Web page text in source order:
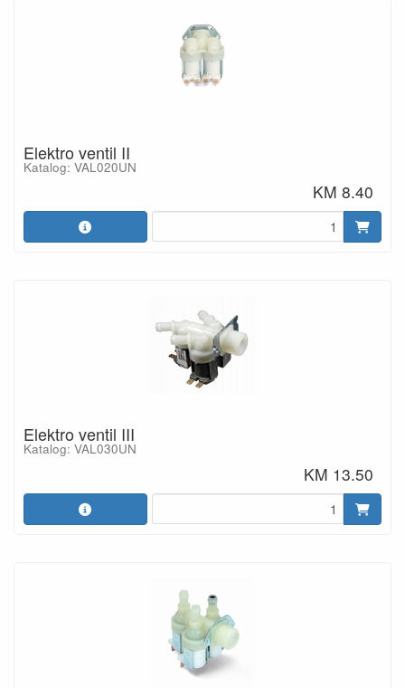
Elektro ventil II
Katalog: VAL020UN
KM 8.40
Elektro ventil III
Katalog: VAL030UN
KM 13.50